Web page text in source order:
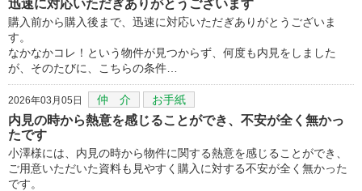
迅速に対応いただぎありがとうございます
購入前から購入後まで、迅速に対応いただぎありがとうございま
す。
なかなかコレ！という物件が見つからず、何度も内見をしました
が、そのたびに、こちらの条件…
2026年03月05日 仲 介 お手紙
内見の時から熱意を感じることができ、不安が全く無かっ
たです
小澤様には、内見の時から物件に関する熱意を感じることができ、
ご用意いただいた資料も見やすく購入に対する不安が全く無かった
です。